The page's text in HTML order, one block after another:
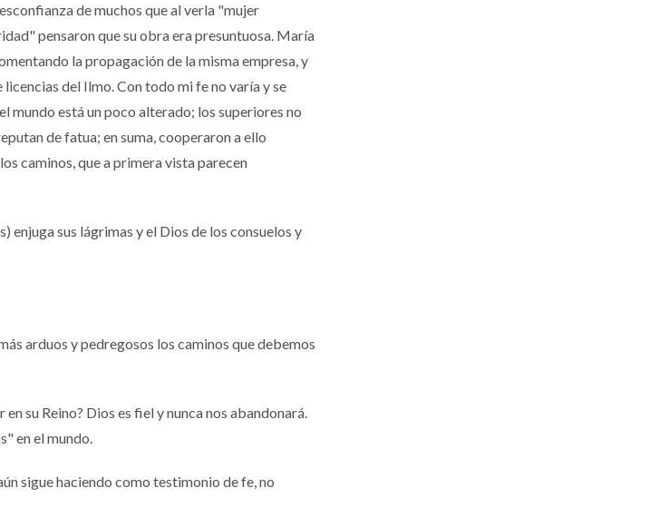
de muchos que al verla "mujer
pensaron que su obra era presuntuosa. María
la propagación de la misma empresa, y
del Ilmo. Con todo mi fe no varía y se
mundo está un poco alterado; los superiores no
de fatua; en suma, cooperaron a ello
caminos, que a primera vista parecen
sus lágrimas y el Dios de los consuelos y
arduos y pedregosos los caminos que debemos
su Reino? Dios es fiel y nunca nos abandonará.
en el mundo.
sigue haciendo como testimonio de fe, no